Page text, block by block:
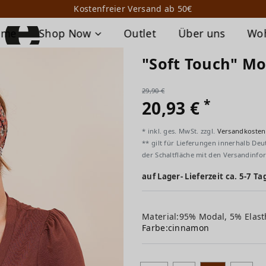
Kostenfreier Versand ab 50€
Shop Now Outlet Über uns
"Soft Touch"
29,90 €
20,93 €*
* inkl. ges. MwSt. zzgl. Versandkosten
** gilt für Lieferungen innerhalb
der Schaltfläche mit den
auf Lager- Lieferzeit ca. 5-7
Material:95% Modal, 5%
Farbe:cinnamon